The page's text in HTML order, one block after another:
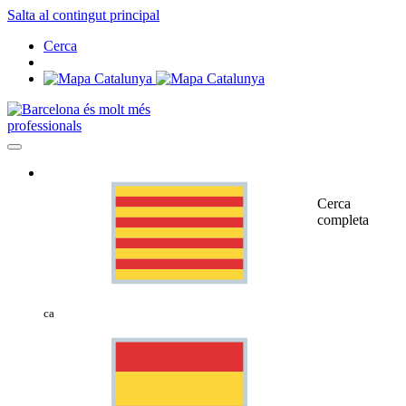
Salta al contingut principal
Cerca
professionals
ca
Cerca
completa